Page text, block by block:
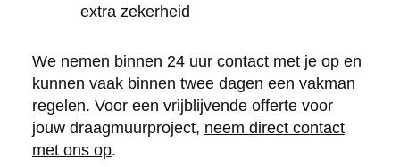
extra zekerheid
We nemen binnen 24 uur contact met je op en
kunnen vaak binnen twee dagen een vakman
regelen. Voor een vrijblijvende offerte voor
jouw draagmuurproject, neem direct contact
met ons op.